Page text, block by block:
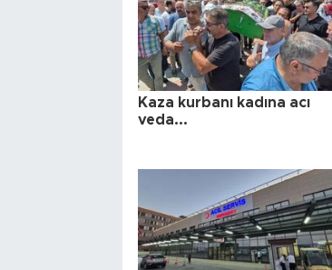
Kaza kurbanı kadına acı
veda...